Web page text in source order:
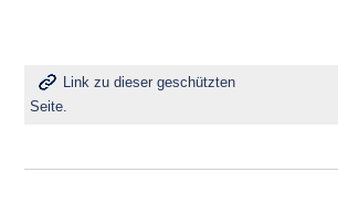
Link zu dieser geschützten
Seite.